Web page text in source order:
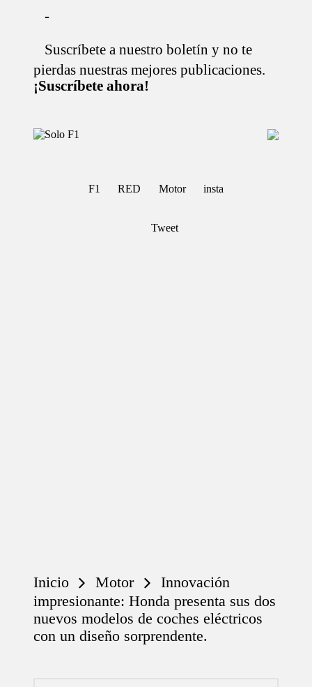
-
Suscríbete a nuestro boletín y no te
pierdas nuestras mejores publicaciones.
¡Suscríbete ahora!
S
Para
F1 RED Motor insta
Tweet
Inicio Motor
Innovación
impresionante: Honda presenta sus dos
nuevos modelos de coches eléctricos
con un diseño sorprendente.